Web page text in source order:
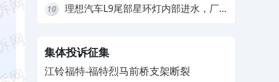
10
理想汽车L9尾部星环灯内部进水，厂
集体投诉征集
江铃福特-福特烈马前桥支架断裂